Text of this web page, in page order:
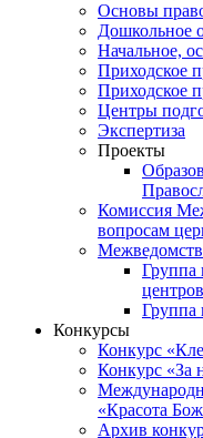
Основы
Дошкольное
Начальное,
Приходское
Приходское
Центры
Экспертиза
Проекты
Комиссия
вопросам
Группа
центров
Группа
Конкурсы
Конкурс
Конкурс «За
«Красота
Архив